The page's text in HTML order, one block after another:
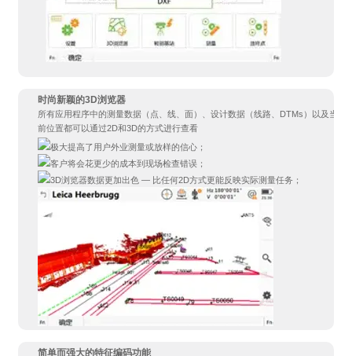
时尚新颖的3D浏览器
所有应用程序中的测量数据（点、线、面）、设计数据（线路、DTMs）以及当
前位置都可以通过2D和3D的方式进行查看
极大提高了用户外业测量或放样的信心；
客户将会花更少的成本到现场检查错误；
3D浏览器数据更加出色 — 比任何2D方式更能反映实际测量任务；
简单而强大的特征编码功能